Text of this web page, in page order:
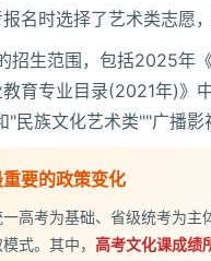
名时选择了艺术类志愿
招生范围，包括2025年
育专业目录(2021年)》
民族文化艺术类""广播影
要的政策变化
高考为基础、省级统考为
式。其中， 高考文化课成绩